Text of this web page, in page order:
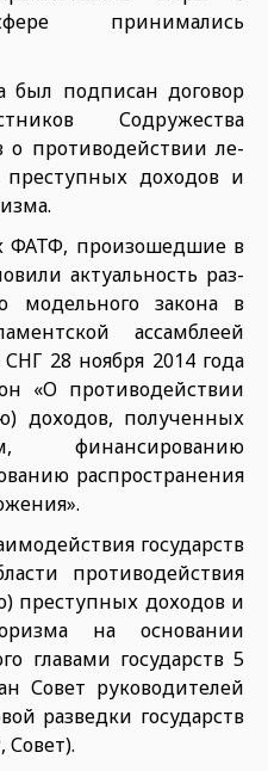
принимались
был под­писан договор
Содружества
о противодействии ле­
доходов и
ФАТФ, произошедшие в
актуальность раз­
мо­дельного закона в
ассамбле­ей
СНГ 28 ноября 2014 года
«О противодействии
доходов, полученных
финансированию
распространения
государств
противодействия
преступных доходов и
на основании
главами государств 5
Совет руководителей
разведки государств
Совет).